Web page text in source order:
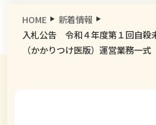
HOME
新着情報
入札公告 令和４年度第１回自殺
（かかりつけ医版）運営業務一式